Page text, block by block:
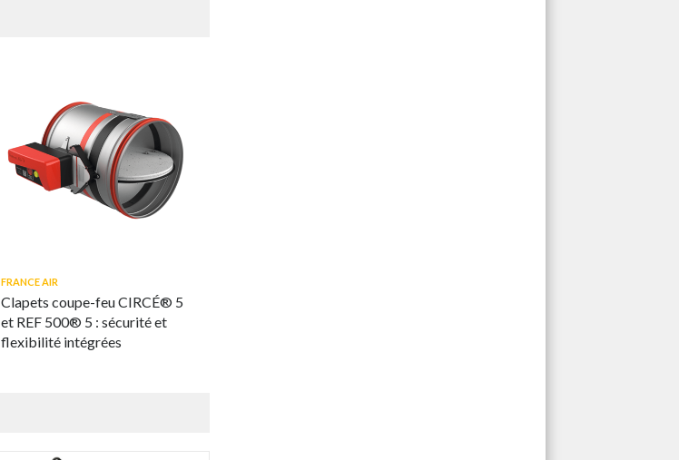
FRANCE AIR
Clapets coupe-feu CIRCÉ® 5
et REF 500® 5 : sécurité et
flexibilité intégrées